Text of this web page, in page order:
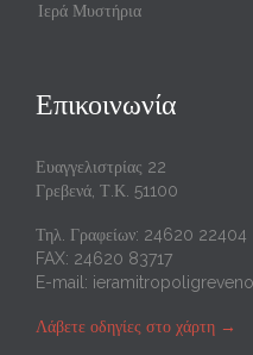
Ιερά Μυστήρια
Επικοινωνία
Ευαγγελιστρίας 22
Γρεβενά, Τ.Κ. 51100
Τηλ. Γραφείων: 24620 22404
FAX: 24620 83717
E-mail:
Λάβετε οδηγίες στο χάρτη →